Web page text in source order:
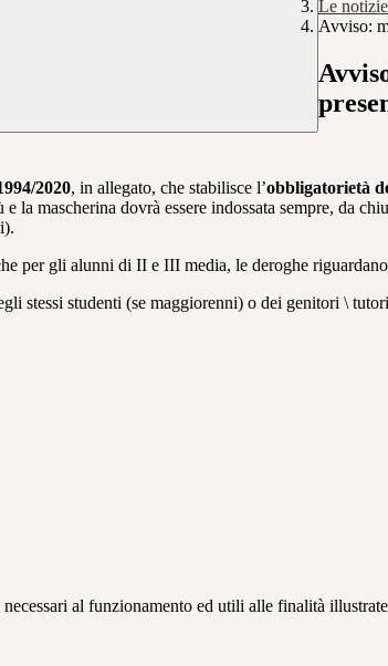
Le notizie
Avviso:
2020, in allegato, che stabilisce l’obbligatorietà
mascherina dovrà essere indossata sempre, da
per gli alunni di II e III media, le deroghe
stessi studenti (se maggiorenni) o dei genitori \
al funzionamento ed utili alle finalità